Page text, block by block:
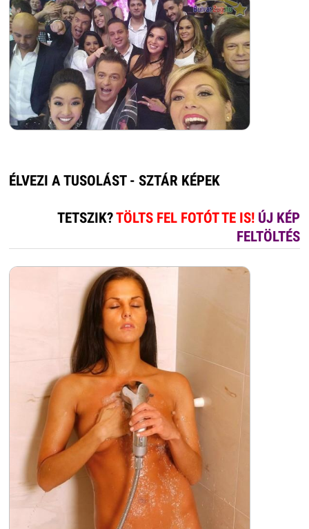
ÉLVEZI A TUSOLÁST - SZTÁR KÉPEK
TETSZIK?TÖLTS FEL FOTÓT TE IS! ÚJ KÉP
FELTÖLTÉS